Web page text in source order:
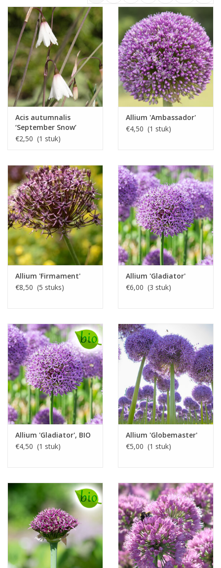
Acis autumnalis
‘September Snow’
€2,50 (1 stuk)
Allium 'Ambassador'
€4,50 (1 stuk)
Allium 'Firmament'
€8,50 (5 stuks)
Allium 'Gladiator'
€6,00 (3 stuk)
Allium 'Gladiator', BIO
€4,50 (1 stuk)
Allium 'Globemaster'
€5,00 (1 stuk)